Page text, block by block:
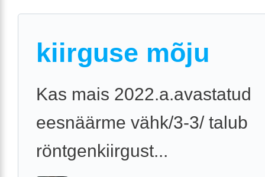
kiirguse mõju
Kas mais 2022.a.avastatud
eesnäärme vähk/3-3/ talub
röntgenkiirgust...